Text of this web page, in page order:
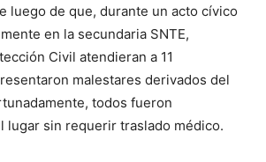
luego de que, durante un acto cívico
en la secundaria SNTE,
Civil atendieran a 11
malestares derivados del
todos fueron
lugar sin requerir traslado médico.